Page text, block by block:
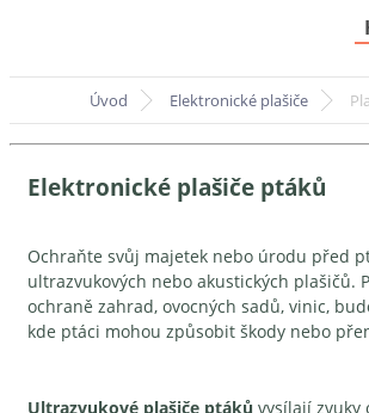
Úvod Elektronické plašiče
Elektronické plašiče ptáků
Ochraňte svůj majetek nebo úrodu před
ultrazvukových nebo akustických plašičů.
ochraně zahrad, ovocných sadů, vinic,
kde ptáci mohou způsobit škody nebo
Ultrazvukové plašiče ptáků vysílají zvuky